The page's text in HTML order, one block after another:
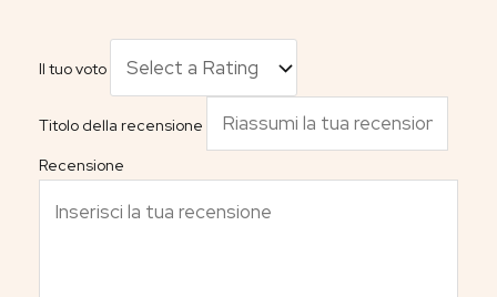
Il tuo voto
Titolo della recensione
Recensione